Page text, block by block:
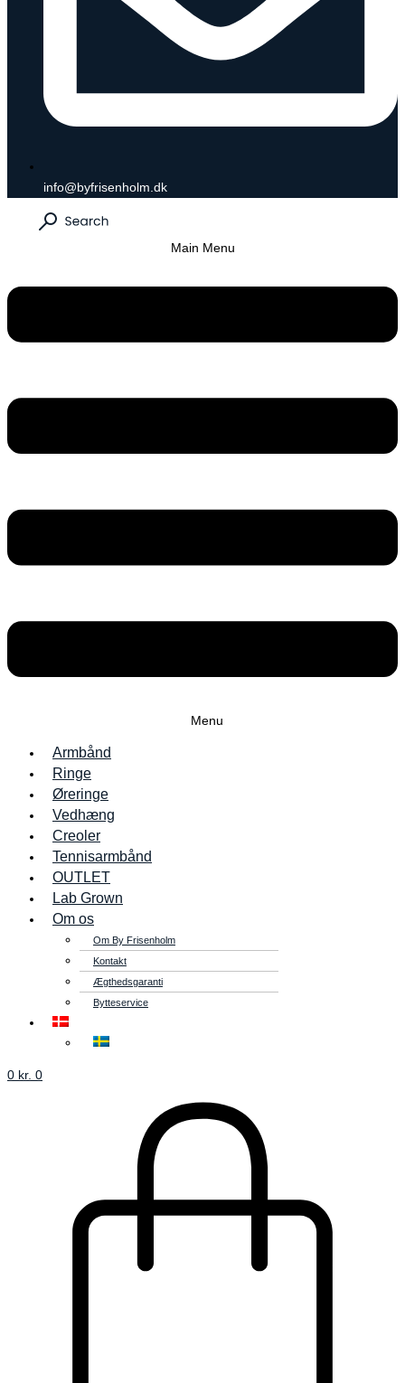
info@byfrisenholm.dk
Main Menu
Menu
Armbånd
Ringe
Øreringe
Vedhæng
Creoler
Tennisarmbånd
OUTLET
Lab Grown
Om os
Om By Frisenholm
Kontakt
Ægthedsgaranti
Bytteservice
0 kr. 0